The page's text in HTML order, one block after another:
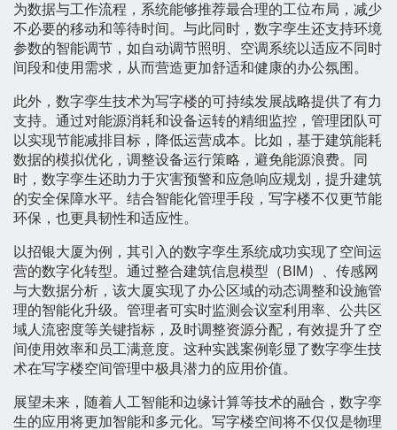
为数据与工作流程，系统能够推荐最合理的工位布局，减少
不必要的移动和等待时间。与此同时，数字孪生还支持环境
参数的智能调节，如自动调节照明、空调系统以适应不同时
间段和使用需求，从而营造更加舒适和健康的办公氛围。
此外，数字孪生技术为写字楼的可持续发展战略提供了有力
支持。通过对能源消耗和设备运转的精细监控，管理团队可
以实现节能减排目标，降低运营成本。比如，基于建筑能耗
数据的模拟优化，调整设备运行策略，避免能源浪费。同
时，数字孪生还助力于灾害预警和应急响应规划，提升建筑
的安全保障水平。结合智能化管理手段，写字楼不仅更节能
环保，也更具韧性和适应性。
以招银大厦为例，其引入的数字孪生系统成功实现了空间运
营的数字化转型。通过整合建筑信息模型（BIM）、传感网
与大数据分析，该大厦实现了办公区域的动态调整和设施管
理的智能化升级。管理者可实时监测会议室利用率、公共区
域人流密度等关键指标，及时调整资源分配，有效提升了空
间使用效率和员工满意度。这种实践案例彰显了数字孪生技
术在写字楼空间管理中极具潜力的应用价值。
展望未来，随着人工智能和边缘计算等技术的融合，数字孪
生的应用将更加智能和多元化。写字楼空间将不仅仅是物理